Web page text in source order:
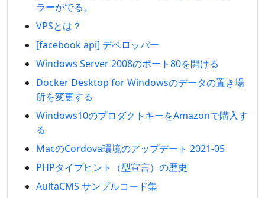
ラーがでる。
VPSとは？
[facebook api] デベロッパー
Windows Server 2008のポート80を開ける
Docker Desktop for Windowsのデータの置き場
所を変更する
Windows10のプロダクトキーをAmazonで購入す
る
MacのCordova環境のアップデート 2021-05
PHPタイプヒント（型宣言）の歴史
AultaCMS サンプルコード集